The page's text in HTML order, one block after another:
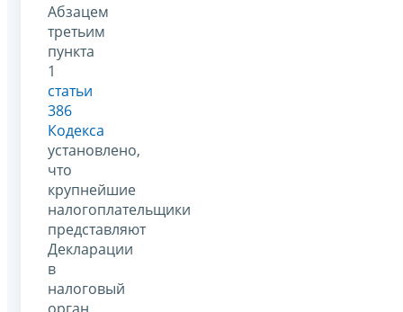
Абзацем
третьим
пункта
1
статьи
386
Кодекса
установлено,
что
крупнейшие
налогоплательщики
представляют
Декларации
в
налоговый
орган